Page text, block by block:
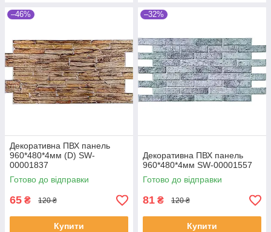
–46%
Декоративна ПВХ панель
960*480*4мм (D) SW-
00001837
Готово до відправки
65 ₴ 120 ₴
Купити
–32%
Декоративна ПВХ панель
960*480*4мм SW-00001557
Готово до відправки
81 ₴ 120 ₴
Купити